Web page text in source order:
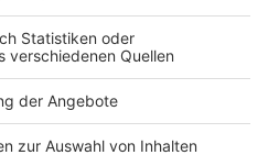
ihr 20 % Rabatt
alle Kleidungsstücke.
hochwertige und
www.7days.de/nota
möchtet
schalten? Schickt
Kontakt
Studio-Hotline
Verkehrs-Hotline